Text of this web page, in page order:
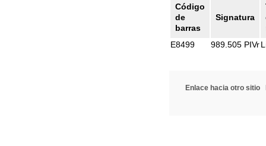
Código
de
barras
Signatura
E8499
989.505 PIVr
Enlace hacia otro sitio